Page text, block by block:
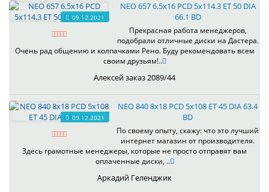
09.12.2021
NEO 657 6.5x16 PCD 5x114.3 ET 50 DIA
66.1 BD
Прекрасная работа менеджеров,
подобрали отличные диски на Дастера.
Очень рад общению и колпачками Рено. Буду рекомендовать всем
своим друзьям!..
Алексей заказ 2089/44
09.12.2021
NEO 840 8x18 PCD 5x108 ET 45 DIA 63.4
BD
По своему опыту, скажу: что это лучший
интернет магазин от производителя.
Здесь грамотные менеджеры, которые не просто отправят вам
оплаченные диски, ..
Аркадий Геленджик